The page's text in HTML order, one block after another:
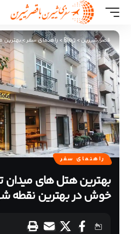
قصر شیرین>
Blog
>راهنمای سفر>بهترین
راهنمای سفر
بهترین هتل های میدان
خوش در بهترین نقطه